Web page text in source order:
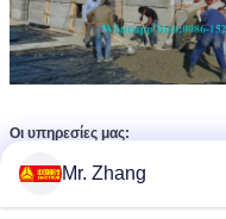
Οι υπηρεσίες μας:
Εξουσιοδότηση: ένα έτος
Mr. Zhang